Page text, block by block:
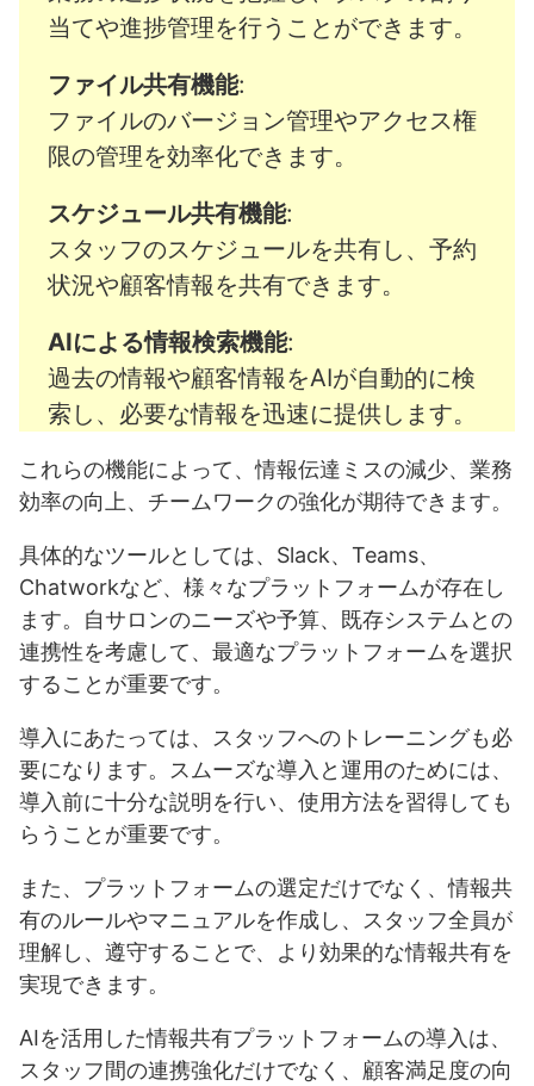
当てや進捗管理を行うことができます。
ファイル共有機能:
ファイルのバージョン管理やアクセス権
限の管理を効率化できます。
スケジュール共有機能:
スタッフのスケジュールを共有し、予約
状況や顧客情報を共有できます。
AIによる情報検索機能:
過去の情報や顧客情報をAIが自動的に検
索し、必要な情報を迅速に提供します。
これらの機能によって、情報伝達ミスの減少、業務
効率の向上、チームワークの強化が期待できます。
具体的なツールとしては、Slack、Teams、
Chatworkなど、様々なプラットフォームが存在し
ます。自サロンのニーズや予算、既存システムとの
連携性を考慮して、最適なプラットフォームを選択
することが重要です。
導入にあたっては、スタッフへのトレーニングも必
要になります。スムーズな導入と運用のためには、
導入前に十分な説明を行い、使用方法を習得しても
らうことが重要です。
また、プラットフォームの選定だけでなく、情報共
有のルールやマニュアルを作成し、スタッフ全員が
理解し、遵守することで、より効果的な情報共有を
実現できます。
AIを活用した情報共有プラットフォームの導入は、
スタッフ間の連携強化だけでなく、顧客満足度の向